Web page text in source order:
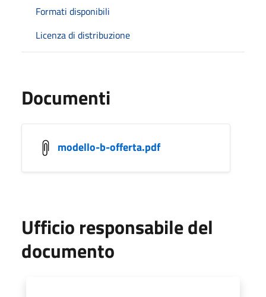
Formati disponibili
Licenza di distribuzione
Documenti
modello-b-offerta.pdf
Ufficio responsabile del
documento